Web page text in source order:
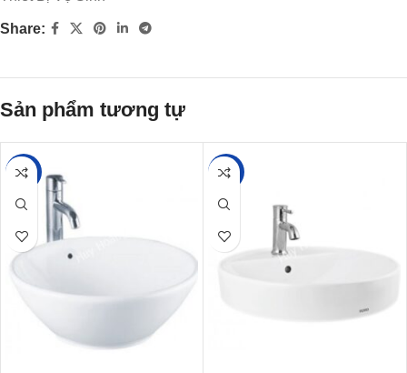
Share:
Sản phẩm tương tự
-20% -23%